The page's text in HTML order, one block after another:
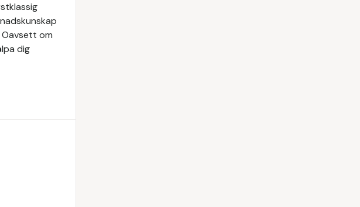
om
dig